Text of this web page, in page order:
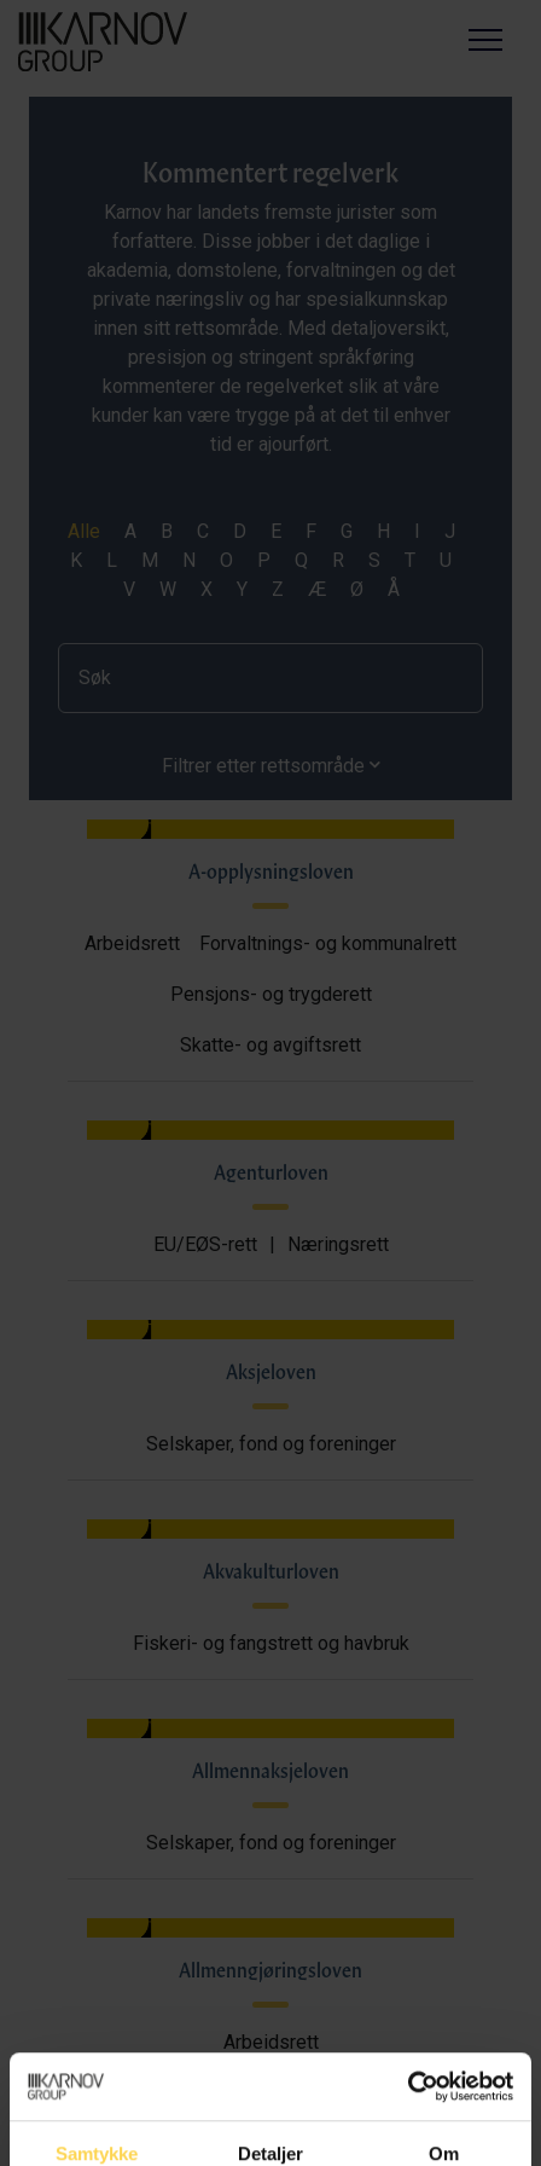
Samtykke Detaljer Om
Menu
Kommentert regelverk
Karnov har landets fremste jurister som
forfattere. Disse jobber i det daglige i
akademia, domstolene, forvaltningen og det
private næringsliv og har spesialkunnskap
innen sitt rettsområde. Med detaljoversikt,
presisjon og stringent språkføring
kommenterer de regelverket slik at våre
kunder kan være trygge på at det til enhver
tid er ajourført.
Filtrer etter rettsområde
A-opplysningsloven
Arbeidsrett Forvaltnings- og kommunalrett
Pensjons- og trygderett
Skatte- og avgiftsrett
Agenturloven
EU/EØS-rett | Næringsrett
Aksjeloven
Selskaper, fond og foreninger
Akvakulturloven
Fiskeri- og fangstrett og havbruk
Allmennaksjeloven
Selskaper, fond og foreninger
Allmenngjøringsloven
Arbeidsrett